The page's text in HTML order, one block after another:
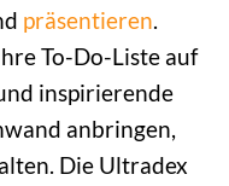
präsentieren.
To-Do-Liste auf
inspirierende
anbringen,
Die Ultradex